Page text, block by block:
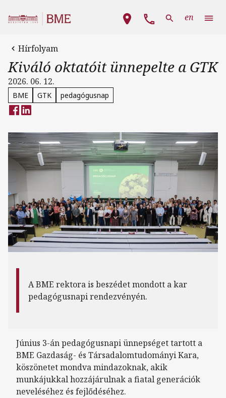
Fő navigáció
en
Hírfolyam
Kiváló oktatóit ünnepelte a GTK
2026. 06. 12.
BME GTK pedagógusnap
A BME rektora is beszédet mondott a kar
pedagógusnapi rendezvényén.
Június 3-án pedagógusnapi ünnepséget tartott a
BME Gazdaság- és Társadalomtudományi Kara,
köszönetet mondva mindazoknak, akik
munkájukkal hozzájárulnak a fiatal generációk
neveléséhez és fejlődéséhez.